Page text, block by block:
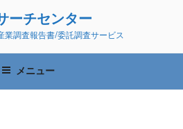
ーチセンター
調査報告書/委託調査サービス
メニュー